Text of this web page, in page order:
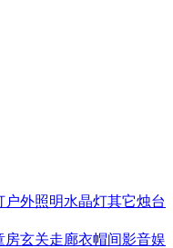
户外照明水晶灯其它烛台
房玄关走廊衣帽间影音娱